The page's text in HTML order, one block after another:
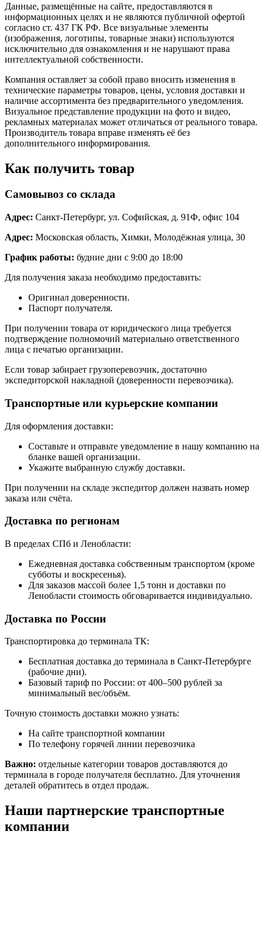
Данные, размещённые на сайте, предоставляются в
информационных целях и не являются публичной офертой
согласно ст. 437 ГК РФ. Все визуальные элементы
(изображения, логотипы, товарные знаки) используются
исключительно для ознакомления и не нарушают права
интеллектуальной собственности.
Компания оставляет за собой право вносить изменения в
технические параметры товаров, цены, условия доставки и
наличие ассортимента без предварительного уведомления.
Визуальное представление продукции на фото и видео,
рекламных материалах может отличаться от реального товара.
Производитель товара вправе изменять её без
дополнительного информирования.
Как получить товар
Самовывоз со склада
Адрес: Санкт-Петербург, ул. Софийская, д. 91Ф, офис 104
Адрес: Московская область, Химки, Молодёжная улица, 30
График работы: будние дни с 9:00 до 18:00
Для получения заказа необходимо предоставить:
Оригинал доверенности.
Паспорт получателя.
При получении товара от юридического лица требуется
подтверждение полномочий материально ответственного
лица с печатью организации.
Если товар забирает грузоперевозчик, достаточно
экспедиторской накладной (доверенности перевозчика).
Транспортные или курьерские компании
Для оформления доставки:
Составьте и отправьте уведомление в нашу компанию на
бланке вашей организации.
Укажите выбранную службу доставки.
При получении на складе экспедитор должен назвать номер
заказа или счёта.
Доставка по регионам
В пределах СПб и Ленобласти:
Ежедневная доставка собственным транспортом (кроме
субботы и воскресенья).
Для заказов массой более 1,5 тонн и доставки по
Ленобласти стоимость обговаривается индивидуально.
Доставка по России
Транспортировка до терминала ТК:
Бесплатная доставка до терминала в Санкт-Петербурге
(рабочие дни).
Базовый тариф по России: от 400–500 рублей за
минимальный вес/объём.
Точную стоимость доставки можно узнать:
На сайте транспортной компании
По телефону горячей линии перевозчика
Важно: отдельные категории товаров доставляются до
терминала в городе получателя бесплатно. Для уточнения
деталей обратитесь в отдел продаж.
Наши партнерские транспортные
компании